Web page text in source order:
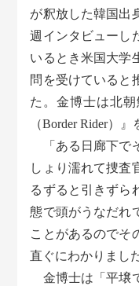
が釈放した韓国出
週インタビューし
いるとき米国大学
問を受けていると
た。金博士は北
（Border Rider）
「ある日廊下で
しょり濡れて捜査
るずると引きずら
態で頭がうなだれ
ことがあるのでそ
直ぐにわかりまし
金博士は「平壌